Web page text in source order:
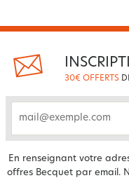
30€ OFFERTS
En renseignant votre
offres Becquet par email.